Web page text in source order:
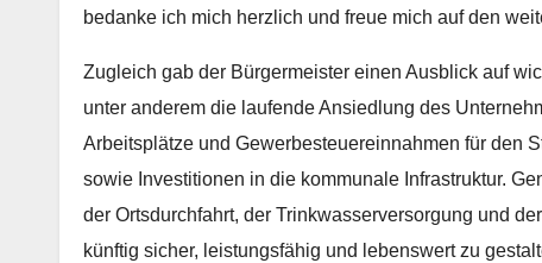
bedanke ich mich herzlich und freue mich auf den
Zugleich gab der Bürgermeister einen Ausblick auf
unter anderem die laufende Ansiedlung des
Arbeitsplätze und Gewerbesteuereinnahmen für den
sowie Investitionen in die kommunale Infrastruktur.
der Ortsdurchfahrt, der Trinkwasserversorgung und
künftig sicher, leistungsfähig und lebenswert zu